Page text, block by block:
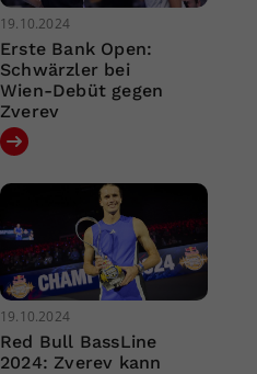
19.10.2024
Erste Bank Open:
Schwärzler bei
Wien-Debüt gegen
Zverev
19.10.2024
Red Bull BassLine
2024: Zverev kann